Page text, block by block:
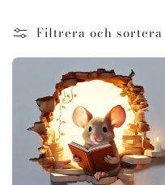
o
d
Filtrera och sortera